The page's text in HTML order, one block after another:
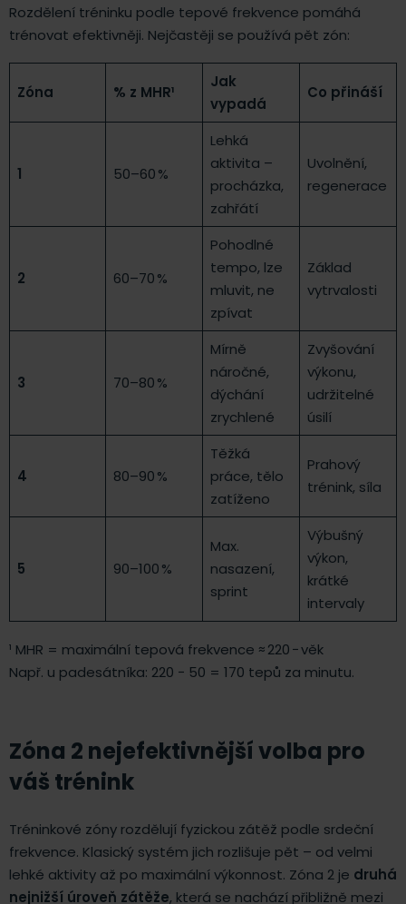
Rozdělení tréninku podle tepové frekvence pomáhá
trénovat efektivněji. Nejčastěji se používá pět zón:
Zóna % z MHR¹
Jak
vypadá
Co přináší
1 50–60 %
Lehká
aktivita –
procházka,
zahřátí
Uvolnění,
regenerace
2 60–70 %
Pohodlné
tempo, lze
mluvit, ne
zpívat
Základ
vytrvalosti
3 70–80 %
Mírně
náročné,
dýchání
zrychlené
Zvyšování
výkonu,
udržitelné
úsilí
4 80–90 %
Těžká
práce, tělo
zatíženo
Prahový
trénink, síla
5 90–100 %
Max.
nasazení,
sprint
Výbušný
výkon,
krátké
intervaly
¹ MHR = maximální tepová frekvence ≈ 220 − věk
Např. u padesátníka: 220 − 50 = 170 tepů za minutu.
Zóna 2 nejefektivnější volba pro
váš trénink
Tréninkové zóny rozdělují fyzickou zátěž podle srdeční
frekvence. Klasický systém jich rozlišuje pět – od velmi
lehké aktivity až po maximální výkonnost. Zóna 2 je druhá
nejnižší úroveň zátěže, která se nachází přibližně mezi